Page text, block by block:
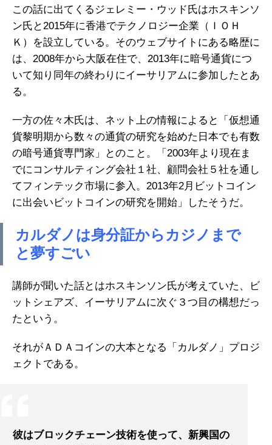
この話に出てくるジェレミー・ウッド氏はホスキンソ
ン氏と2015年に香港でテクノロジー企業（ＩＯＨ
Ｋ）を設立している。そのウェブサイトにある略歴に
は、2008年から大阪在住で、2013年に暗号通貨につ
いて知り同年の終わりにイーサリアムに参加したとあ
る。
一方の佐々木氏は、ネット上の情報によると「仮想通
貨黎明期から数々の通貨の研究を始めた日本でも有数
の暗号通貨専門家」とのこと。「2003年より現在ま
でにコンサルティング会社１社、顧問会社５社を通し
てフィンテック市場に参入。2013年2月ビットコイン
に出会いビットコインの研究を開始」したそうだ。
カルダノは身分証からカジノまで
と夢すごい
講師が聞いた話とはホスキンソン氏が考えていた、ビ
ットシェアズ、イーサリアムに次ぐ３つ目の構想だっ
たという。
それがＡＤＡコインの大本となる「カルダノ」プロジ
ェクトである。
彼はブロックチェーン技術を使って、新興国の